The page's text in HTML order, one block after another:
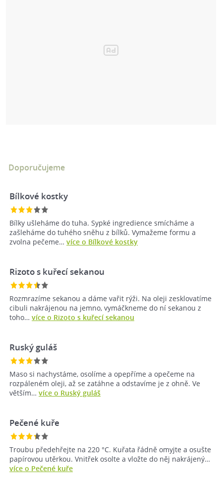
Doporučujeme
Bílkové kostky
Bílky ušleháme do tuha. Sypké ingredience smícháme a
zašleháme do tuhého sněhu z bílků. Vymažeme formu a
zvolna pečeme… více o Bílkové kostky
Rizoto s kuřecí sekanou
Rozmrazíme sekanou a dáme vařit rýži. Na oleji zesklovatíme
cibuli nakrájenou na jemno, vymáčkneme do ní sekanou z
toho… více o Rizoto s kuřecí sekanou
Ruský guláš
Maso si nachystáme, osolíme a opepříme a opečeme na
rozpáleném oleji, až se zatáhne a odstavíme je z ohně. Ve
větším… více o Ruský guláš
Pečené kuře
Troubu předehřejte na 220 °C. Kuřata řádně omyjte a osušte
papírovou utěrkou. Vnitřek osolte a vložte do něj nakrájený…
více o Pečené kuře